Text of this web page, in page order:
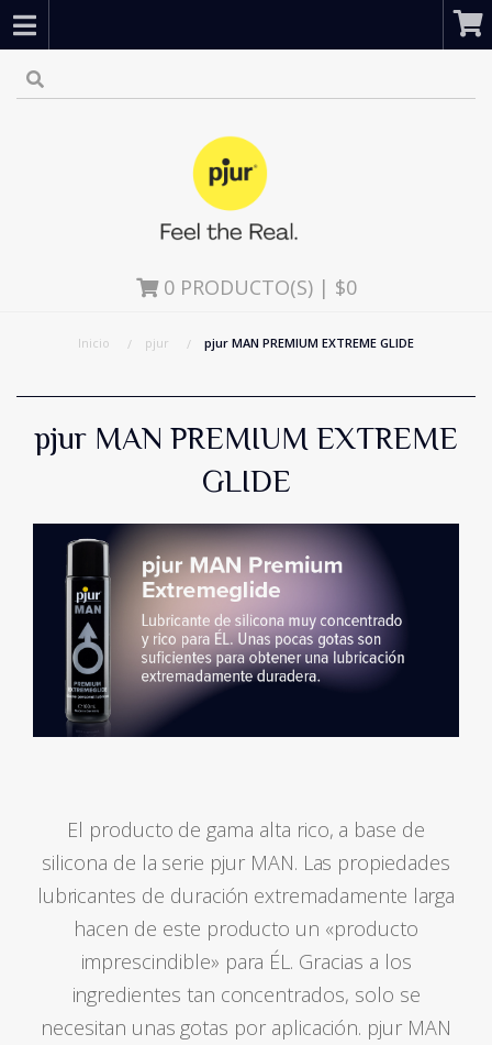
0PRODUCTO(S) | $0
Inicio pjur pjur MAN PREMIUM EXTREME GLIDE
pjur MAN PREMIUM EXTREME
GLIDE
El producto de gama alta rico, a base de
silicona de la serie pjur MAN. Las propiedades
lubricantes de duración extremadamente larga
hacen de este producto un «producto
imprescindible» para ÉL. Gracias a los
ingredientes tan concentrados, solo se
necesitan unas gotas por aplicación. pjur MAN